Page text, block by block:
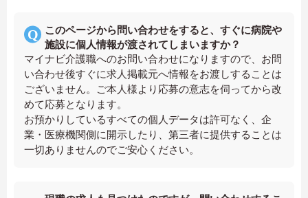
このページから問い合わせをすると、すぐに病院や
施設に個人情報が渡されてしまいますか？
マイナビ介護職へのお問い合わせになりますので、お問
い合わせ後すぐに求人掲載元へ情報をお渡しすることは
ございません。ご本人様より応募の意志を伺ってから改
めて応募となります。
お預かりしているすべての個人データは許可なく、企
業・医療機関側に開示したり、第三者に提供することは
一切ありませんのでご安心ください。